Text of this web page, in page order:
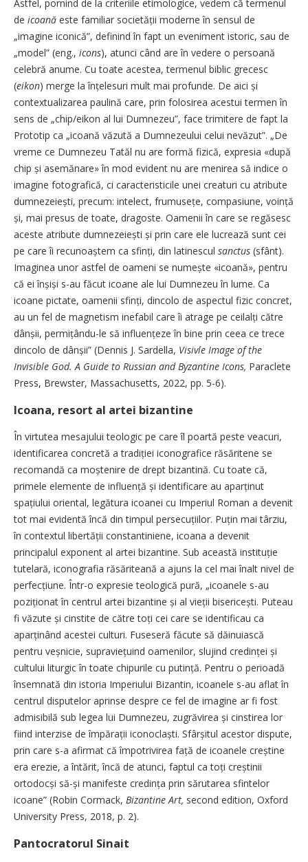
Astfel, pornind de la criteriile etimologice, vedem că termenul
de icoană este familiar societății moderne în sensul de
„imagine iconică”, definind în fapt un eveniment istoric, sau de
„model” (eng., icons), atunci când are în vedere o persoană
celebră anume. Cu toate acestea, termenul biblic grecesc
(eikon) merge la înțelesuri mult mai profunde. De aici și
contextualizarea paulină care, prin folosirea acestui termen în
sens de „chip/eikon al lui Dumnezeu”, face trimitere de fapt la
Prototip ca „icoană văzută a Dumnezeului celui nevăzut”. „De
vreme ce Dumnezeu Tatăl nu are formă fizică, expresia «după
chip și asemănare» în mod evident nu are menirea să indice o
imagine fotografică, ci caracteristicile unei creaturi cu atribute
dumnezeiești, precum: intelect, frumusețe, compasiune, voință
și, mai presus de toate, dragoste. Oamenii în care se regăsesc
aceste atribute dumnezeiești și prin care ele lucrează sunt cei
pe care îi recunoaștem ca sfinți, din latinescul sanctus (sfânt).
Imaginea unor astfel de oameni se numește «icoană», pentru
că ei înșiși s-au făcut icoane ale lui Dumnezeu în lume. Ca
icoane pictate, oamenii sfinți, dincolo de aspectul fizic concret,
au un fel de magnetism inefabil care îi atrage pe ceilalți către
dânșii, permițându-le să in­fluențeze în bine prin ceea ce trece
dincolo de dânșii” (Dennis J. Sardella, Visivle Image of the
Invisible God. A Guide to Russian and Byzantine Icons, Paraclete
Press, Brewster, Massachusetts, 2022, pp. 5-6).
Icoana, resort al artei bizantine
În virtutea mesajului teologic pe care îl poartă peste veacuri,
identificarea concretă a tradiției iconografice răsăritene se
recomandă ca moștenire de drept bizantină. Cu toate că,
primele elemente de influență și identificare au aparținut
spațiului oriental, legătura icoanei cu Imperiul Roman a devenit
tot mai evidentă încă din timpul persecuțiilor. Puțin mai târziu,
în contextul libertății constantiniene, icoana a devenit
principalul exponent al artei bizantine. Sub această instituție
tutelară, iconografia răsăriteană a ajuns la cel mai înalt nivel de
perfecțiune. Într-o expresie teologică pură, „icoanele s-au
poziționat în centrul artei bizantine și al vieții bisericești. Puteau
fi văzute și cinstite de către toți cei care se identificau ca
aparținând acestei culturi. Fuseseră făcute să dăinuiască
pentru veșnicie, supraviețuind oamenilor, slujind credinței și
cultului liturgic în toate chipurile cu putință. Pentru o perioadă
însemnată din istoria Imperiului Bizantin, icoanele s-au aflat în
centrul disputelor aprinse despre ce fel de imagine ar fi fost
admisibilă sub legea lui Dumnezeu, zugrăvirea și cinstirea lor
fiind interzise de împărații iconoclaști. Sfârșitul acestor dispute,
prin care s-a afirmat că împotrivirea față de icoanele creștine
era erezie, a întărit, încă de atunci, faptul ca toți creștinii
ortodocși să-și manifeste credința prin sărutarea sfintelor
icoane” (Robin Cormack, Bizantine Art, second edition, Oxford
University Press, 2018, p. 2).
Pantocratorul Sinait